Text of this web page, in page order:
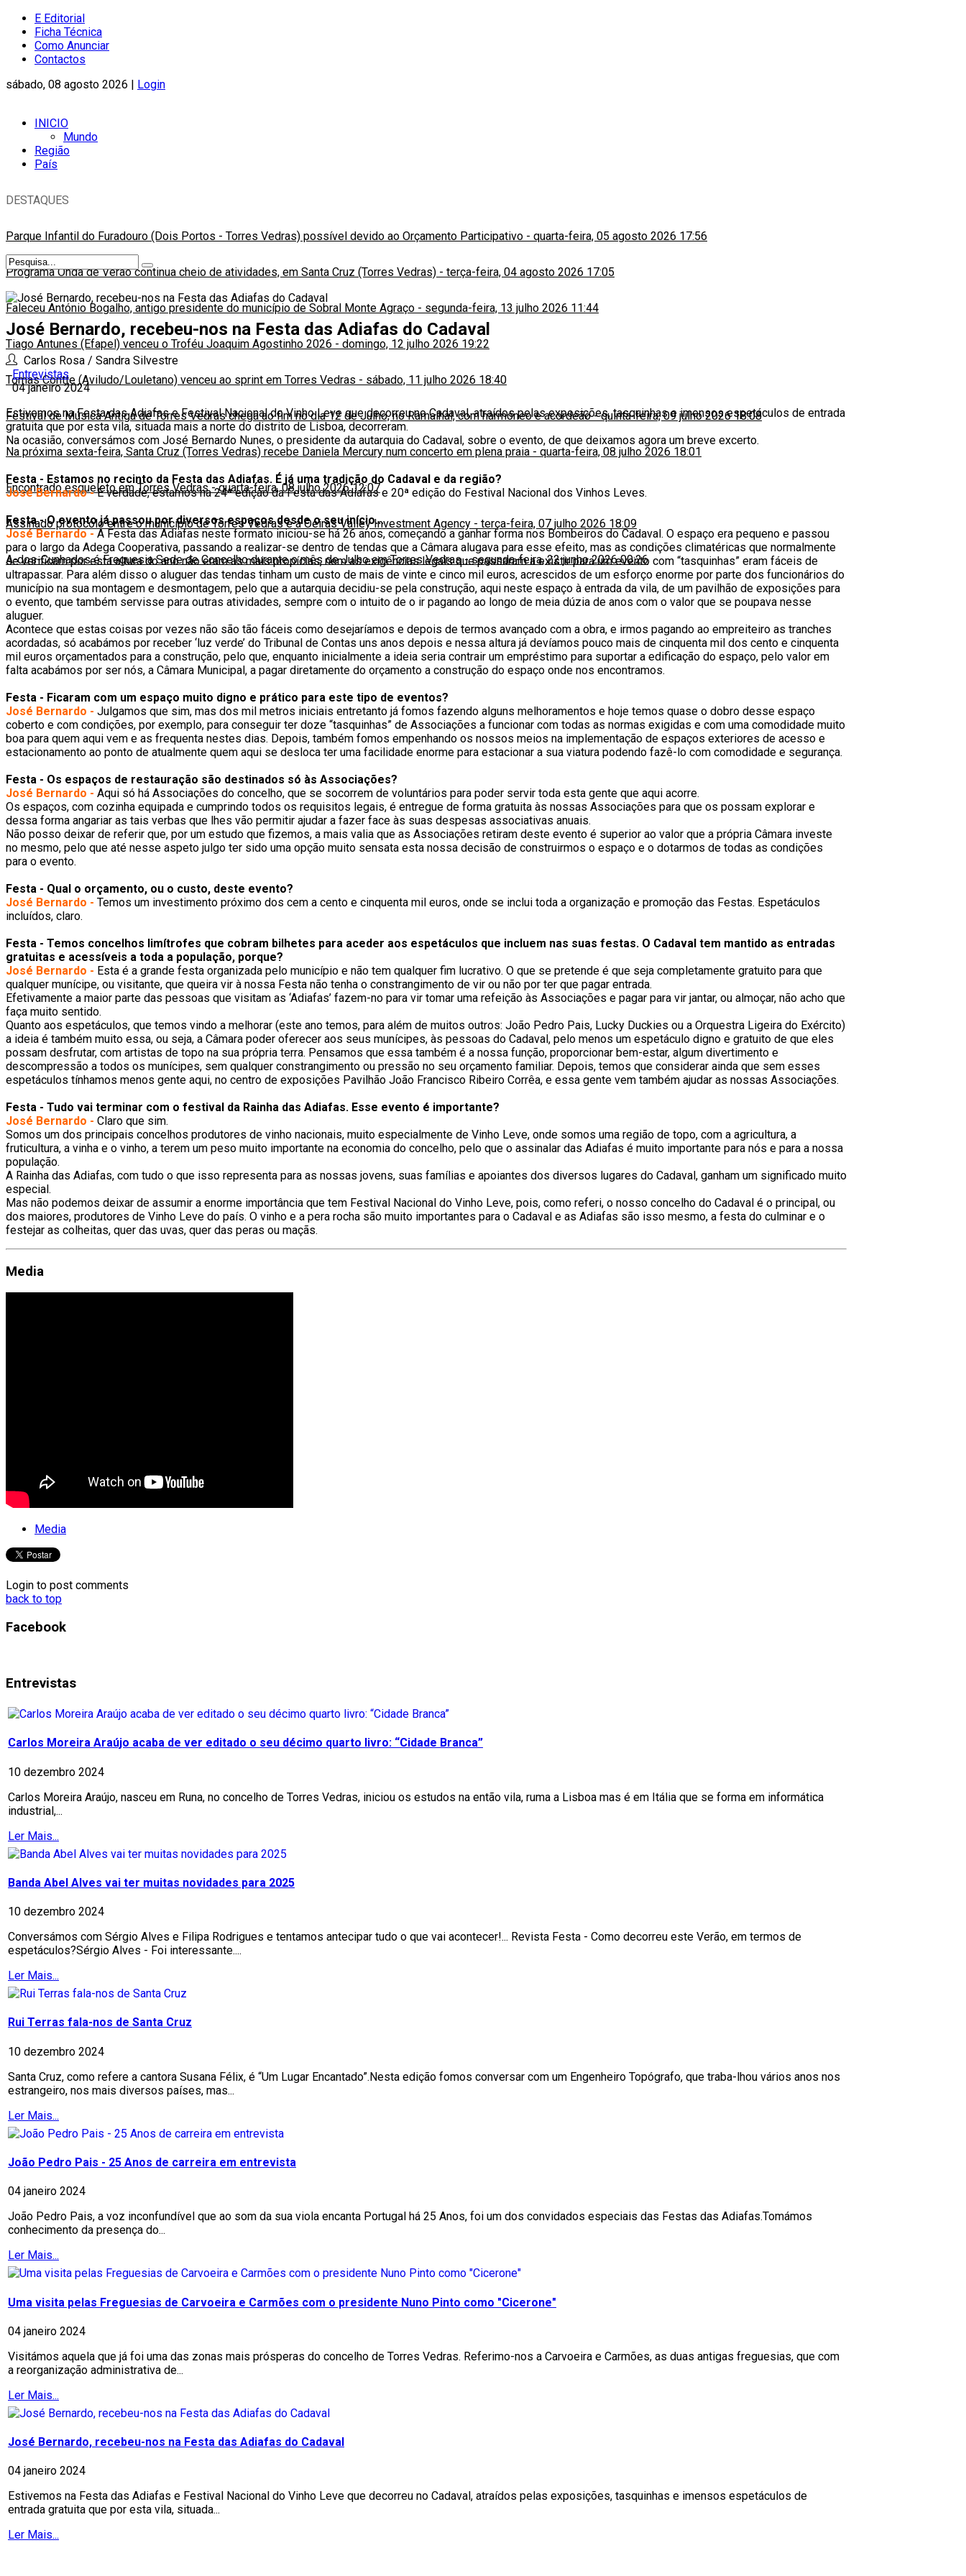
E Editorial
Ficha Técnica
Como Anunciar
Contactos
sábado, 08 agosto 2026 | Login
INICIO
Mundo
Região
País
DESTAQUES
Parque Infantil do Furadouro (Dois Portos - Torres Vedras) possível devido ao Orçamento Participativo - quarta-feira, 05 agosto 2026 17:56
Programa Onda de Verão continua cheio de atividades, em Santa Cruz (Torres Vedras) - terça-feira, 04 agosto 2026 17:05
Faleceu António Bogalho, antigo presidente do município de Sobral Monte Agraço - segunda-feira, 13 julho 2026 11:44
Tiago Antunes (Efapel) venceu o Troféu Joaquim Agostinho 2026 - domingo, 12 julho 2026 19:22
Tomas Contte (Aviludo/Louletano) venceu ao sprint em Torres Vedras - sábado, 11 julho 2026 18:40
Festival de Música Antiga de Torres Vedras chega ao fim no dia 12 de Julho, no Ramalhal, com harmóneo e acordeão-quinta-feira, 09 julho 2026 18:08
Na próxima sexta-feira, Santa Cruz (Torres Vedras) recebe Daniela Mercury num concerto em plena praia - quarta-feira, 08 julho 2026 18:01
Encontrado esqueleto em Torres Vedras-quarta-feira, 08 julho 2026 12:07
Assinado protocolo entre o município de Torres Vedras e a Oeiras Valley Investment Agency - terça-feira, 07 julho 2026 18:09
A-dos-Cunhados é Freguesia Sede de Concelho durante o mês de Julho em Torres Vedras-segunda-feira, 22 junho 2026 00:26
José Bernardo, recebeu-nos na Festa das Adiafas do Cadaval
Carlos Rosa / Sandra Silvestre
Entrevistas
04 janeiro 2024
Estivemos na Festa das Adiafas e Festival Nacional do Vinho Leve que decorreu no Cadaval, atraídos pelas exposições, tasquinhas e imensos espetáculos de entrada
gratuita que por esta vila, situada mais a norte do distrito de Lisboa, decorreram.
Na ocasião, conversámos com José Bernardo Nunes, o presidente da autarquia do Cadaval, sobre o evento, de que deixamos agora um breve excerto.
Festa - Estamos no recinto da Festa das Adiafas. É já uma tradição do Cadaval e da região?
José Bernardo -É verdade, estamos na 24ª edição da Festa das Adiafas e 20ª edição do Festival Nacional dos Vinhos Leves.
Festa - O evento já passou por diversos espaços desde o seu início...
José Bernardo -A Festa das Adiafas neste formato iniciou-se há 26 anos, começando a ganhar forma nos Bombeiros do Cadaval. O espaço era pequeno e passou
para o largo da Adega Cooperativa, passando a realizar-se dentro de tendas que a Câmara alugava para esse efeito, mas as condições climatéricas que normalmente
se verificam por esta altura do ano não eram as mais propícias, nem as exigências legais que passaram a existir para um evento com “tasquinhas” eram fáceis de
ultrapassar. Para além disso o aluguer das tendas tinham um custo de mais de vinte e cinco mil euros, acrescidos de um esforço enorme por parte dos funcionários do
município na sua montagem e desmontagem, pelo que a autarquia decidiu-se pela construção, aqui neste espaço à entrada da vila, de um pavilhão de exposições para
o evento, que também servisse para outras atividades, sempre com o intuito de o ir pagando ao longo de meia dúzia de anos com o valor que se poupava nesse
aluguer.
Acontece que estas coisas por vezes não são tão fáceis como desejaríamos e depois de termos avançado com a obra, e irmos pagando ao empreiteiro as tranches
acordadas, só acabámos por receber ‘luz verde’ do Tribunal de Contas uns anos depois e nessa altura já devíamos pouco mais de cinquenta mil dos cento e cinquenta
mil euros orçamentados para a construção, pelo que, enquanto inicialmente a ideia seria contrair um empréstimo para suportar a edificação do espaço, pelo valor em
falta acabámos por ser nós, a Câmara Municipal, a pagar diretamente do orçamento a construção do espaço onde nos encontramos.
Festa - Ficaram com um espaço muito digno e prático para este tipo de eventos?
José Bernardo - Julgamos que sim, mas dos mil metros iniciais entretanto já fomos fazendo alguns melhoramentos e hoje temos quase o dobro desse espaço
coberto e com condições, por exemplo, para conseguir ter doze “tasquinhas” de Associações a funcionar com todas as normas exigidas e com uma comodidade muito
boa para quem aqui vem e as frequenta nestes dias. Depois, também fomos empenhando os nossos meios na implementação de espaços exteriores de acesso e
estacionamento ao ponto de atualmente quem aqui se desloca ter uma facilidade enorme para estacionar a sua viatura podendo fazê-lo com comodidade e segurança.
Festa - Os espaços de restauração são destinados só às Associações?
José Bernardo - Aqui só há Associações do concelho, que se socorrem de voluntários para poder servir toda esta gente que aqui acorre.
Os espaços, com cozinha equipada e cumprindo todos os requisitos legais, é entregue de forma gratuita às nossas Associações para que os possam explorar e
dessa forma angariar as tais verbas que lhes vão permitir ajudar a fazer face às suas despesas associativas anuais.
Não posso deixar de referir que, por um estudo que fizemos, a mais valia que as Associações retiram deste evento é superior ao valor que a própria Câmara investe
no mesmo, pelo que até nesse aspeto julgo ter sido uma opção muito sensata esta nossa decisão de construirmos o espaço e o dotarmos de todas as condições
para o evento.
Festa - Qual o orçamento, ou o custo, deste evento?
José Bernardo - Temos um investimento próximo dos cem a cento e cinquenta mil euros, onde se inclui toda a organização e promoção das Festas. Espetáculos
incluídos, claro.
Festa - Temos concelhos limítrofes que cobram bilhetes para aceder aos espetáculos que incluem nas suas festas. O Cadaval tem mantido as entradas
gratuitas e acessíveis a toda a população, porque?
José Bernardo - Esta é a grande festa organizada pelo município e não tem qualquer fim lucrativo. O que se pretende é que seja completamente gratuito para que
qualquer munícipe, ou visitante, que queira vir à nossa Festa não tenha o constrangimento de vir ou não por ter que pagar entrada.
Efetivamente a maior parte das pessoas que visitam as ‘Adiafas’ fazem-no para vir tomar uma refeição às Associações e pagar para vir jantar, ou almoçar, não acho que
faça muito sentido.
Quanto aos espetáculos, que temos vindo a melhorar (este ano temos, para além de muitos outros: João Pedro Pais, Lucky Duckies ou a Orquestra Ligeira do Exército)
a ideia é também muito essa, ou seja, a Câmara poder oferecer aos seus munícipes, às pessoas do Cadaval, pelo menos um espetáculo digno e gratuito de que eles
possam desfrutar, com artistas de topo na sua própria terra. Pensamos que essa também é a nossa função, proporcionar bem-estar, algum divertimento e
descompressão a todos os munícipes, sem qualquer constrangimento ou pressão no seu orçamento familiar. Depois, temos que considerar ainda que sem esses
espetáculos tínhamos menos gente aqui, no centro de exposições Pavilhão João Francisco Ribeiro Corrêa, e essa gente vem também ajudar as nossas Associações.
Festa - Tudo vai terminar com o festival da Rainha das Adiafas. Esse evento é importante?
José Bernardo - Claro que sim.
Somos um dos principais concelhos produtores de vinho nacionais, muito especialmente de Vinho Leve, onde somos uma região de topo, com a agricultura, a
fruticultura, a vinha e o vinho, a terem um peso muito importante na economia do concelho, pelo que o assinalar das Adiafas é muito importante para nós e para a nossa
população.
A Rainha das Adiafas, com tudo o que isso representa para as nossas jovens, suas famílias e apoiantes dos diversos lugares do Cadaval, ganham um significado muito
especial.
Mas não podemos deixar de assumir a enorme importância que tem Festival Nacional do Vinho Leve, pois, como referi, o nosso concelho do Cadaval é o principal, ou
dos maiores, produtores de Vinho Leve do país. O vinho e a pera rocha são muito importantes para o Cadaval e as Adiafas são isso mesmo, a festa do culminar e o
festejar as colheitas, quer das uvas, quer das peras ou maçãs.
Media
Media
Login to post comments
back to top
Facebook
Entrevistas
Carlos Moreira Araújo acaba de ver editado o seu décimo quarto livro: “Cidade Branca”
10 dezembro 2024
Carlos Moreira Araújo, nasceu em Runa, no concelho de Torres Vedras, iniciou os estudos na então vila, ruma a Lisboa mas é em Itália que se forma em informática
industrial,...
Ler Mais...
Banda Abel Alves vai ter muitas novidades para 2025
10 dezembro 2024
Conversámos com Sérgio Alves e Filipa Rodrigues e tentamos antecipar tudo o que vai acontecer!... Revista Festa - Como decorreu este Verão, em termos de
espetáculos?Sérgio Alves - Foi interessante....
Ler Mais...
Rui Terras fala-nos de Santa Cruz
10 dezembro 2024
Santa Cruz, como refere a cantora Susana Félix, é “Um Lugar Encantado”.Nesta edição fomos conversar com um Engenheiro Topógrafo, que traba-lhou vários anos nos
estrangeiro, nos mais diversos países, mas...
Ler Mais...
João Pedro Pais - 25 Anos de carreira em entrevista
04 janeiro 2024
João Pedro Pais, a voz inconfundível que ao som da sua viola encanta Portugal há 25 Anos, foi um dos convidados especiais das Festas das Adiafas.Tomámos
conhecimento da presença do...
Ler Mais...
Uma visita pelas Freguesias de Carvoeira e Carmões com o presidente Nuno Pinto como "Cicerone"
04 janeiro 2024
Visitámos aquela que já foi uma das zonas mais prósperas do concelho de Torres Vedras. Referimo-nos a Carvoeira e Carmões, as duas antigas freguesias, que com
a reorganização administrativa de...
Ler Mais...
José Bernardo, recebeu-nos na Festa das Adiafas do Cadaval
04 janeiro 2024
Estivemos na Festa das Adiafas e Festival Nacional do Vinho Leve que decorreu no Cadaval, atraídos pelas exposições, tasquinhas e imensos espetáculos de
entrada gratuita que por esta vila, situada...
Ler Mais...